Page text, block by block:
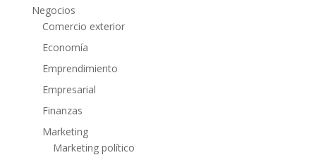
Negocios
Comercio exterior
Economía
Emprendimiento
Empresarial
Finanzas
Marketing
Marketing político